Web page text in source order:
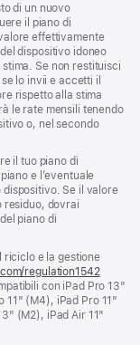
di un nuovo
il piano di
effettivamente
dispositivo idoneo
Se non restituisci
lo invii e accetti il
rispetto alla stima
le rate mensili tenendo
o, nel secondo
il tuo piano di
e l’eventuale
Se il valore
residuo, dovrai
piano di
riciclo e la gestione
regulation1542(si
apre
una
nuova
con iPad Pro 13"
11" (M4), iPad Pro 11"
(M2), iPad Air 11"